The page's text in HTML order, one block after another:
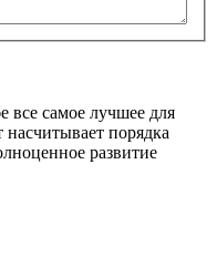
все самое лучшее для
порядка
развитие